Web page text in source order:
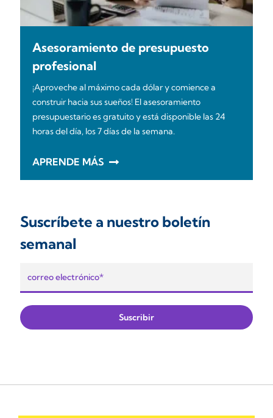
Asesoramiento de presupuesto
profesional
¡Aproveche al máximo cada dólar y comience a
construir hacia sus sueños! El asesoramiento
presupuestario es gratuito y está disponible las 24
horas del día, los 7 días de la semana.
APRENDE MÁS
Suscríbete a nuestro boletín
semanal